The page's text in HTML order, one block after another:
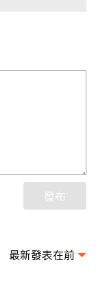
發布
最新發表在前